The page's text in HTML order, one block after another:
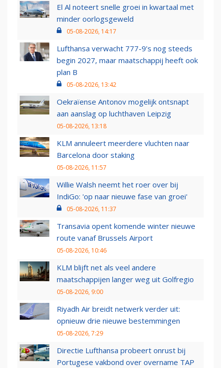
El Al noteert snelle groei in kwartaal met
minder oorlogsgeweld
05-08-2026, 14:17
Lufthansa verwacht 777-9’s nog steeds
begin 2027, maar maatschappij heeft ook
plan B
05-08-2026, 13:42
Oekraïense Antonov mogelijk ontsnapt
aan aanslag op luchthaven Leipzig
05-08-2026, 13:18
KLM annuleert meerdere vluchten naar
Barcelona door staking
05-08-2026, 11:57
Willie Walsh neemt het roer over bij
IndiGo: 'op naar nieuwe fase van groei'
05-08-2026, 11:37
Transavia opent komende winter nieuwe
route vanaf Brussels Airport
05-08-2026, 10:46
KLM blijft net als veel andere
maatschappijen langer weg uit Golfregio
05-08-2026, 9:00
Riyadh Air breidt netwerk verder uit:
opnieuw drie nieuwe bestemmingen
05-08-2026, 7:29
Directie Lufthansa probeert onrust bij
Portugese vakbond over overname TAP